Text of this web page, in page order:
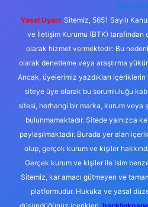
@karabul
Yasal Uyarı: Sitemiz, 5651 Sayılı
ve İletişim Kurumu (BTK) tarafından
olarak hizmet vermektedir. Bu
olarak denetleme veya araştırma
Ancak, üyelerimiz yazdıkları
siteye üye olarak bu sorumluluğu
sitesi, herhangi bir marka, kurum veya
bulunmamaktadır. Sitede yalnızca
paylaşılmaktadır. Burada yer alan
olup, gerçek kurum ve kişiler
Gerçek kurum ve kişiler ile isim
Sitemiz, kar amacı gütmeyen ve
platformudur. Hukuka ve yasal